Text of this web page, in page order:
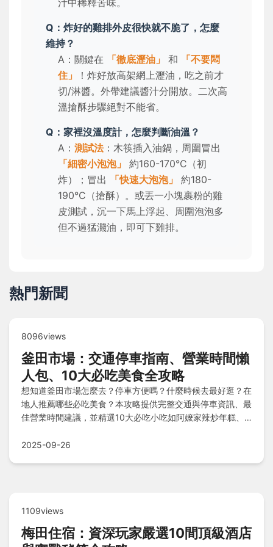
Q：炸好的雞排外皮很快就不脆了，怎麼
維持？
A：關鍵在
「徹底瀝油」 和
「不要悶
住」
！炸好放高架網上瀝油，吃之前才
切/淋醬。外帶建議醬汁分開放。二次高
溫搶酥步驟絕對不能省。
Q：家裡沒溫度計，怎麼判斷油溫？
A： 測試法：木筷插入油鍋，周圍冒出
「細密小泡泡」
約160-170°C（初
炸）；冒出
「快速大泡泡」
約180-
190°C（搶酥）。或丟一小塊裹粉的雞
皮測試，沉一下馬上浮起、周圍泡泡多
但不過猛濺油，即可下雞排。
熱門新聞
8096views
釜田市場：交通停車指南、營業時間懶
人包、10大必吃美食全攻略
想知道釜田市場怎麼去？停車方便嗎？什麼時候去最好逛？在
地人推薦哪些必吃美食？本攻略提供完整交通與停車資訊、最
佳營業時間建議，並精選10大必吃小吃如阿嬤家辣炒年糕、
讓您輕鬆規劃完美旅程！
2025-09-26
1109views
梅田住宿：資深玩家嚴選10間頂級酒店